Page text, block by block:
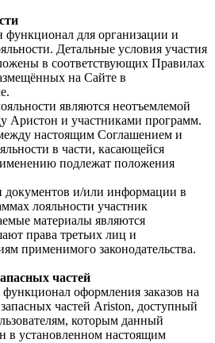
функционал для организации и
Детальные условия участия
в соответствующих Правилах
на Сайте в
являются неотъемлемой
Аристон и участниками программ.
настоящим Соглашением и
в части, касающейся
подлежат положения
документов и/или информации в
лояльности участник
материалы являются
права третьих лиц и
применимого законодательства.
частей
функционал оформления заказов на
частей Ariston, доступный
которым данный
в установленном настоящим